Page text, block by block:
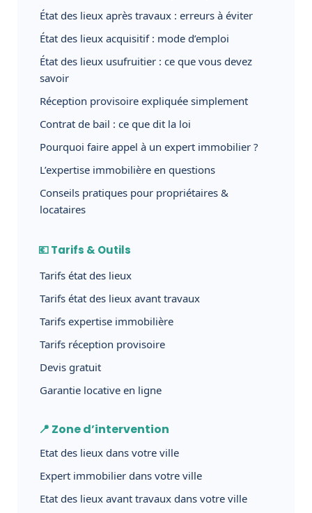
État des lieux après travaux : erreurs à éviter
État des lieux acquisitif : mode d’emploi
État des lieux usufruitier : ce que vous devez
savoir
Réception provisoire expliquée simplement
Contrat de bail : ce que dit la loi
Pourquoi faire appel à un expert immobilier ?
L’expertise immobilière en questions
Conseils pratiques pour propriétaires &
locataires
💶 Tarifs & Outils
Tarifs état des lieux
Tarifs état des lieux avant travaux
Tarifs expertise immobilière
Tarifs réception provisoire
Devis gratuit
Garantie locative en ligne
📍 Zone d’intervention
Etat des lieux dans votre ville
Expert immobilier dans votre ville
Etat des lieux avant travaux dans votre ville